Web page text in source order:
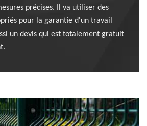
précises. Il va utiliser des
pour la garantie d'un travail
un devis qui est totalement gratuit